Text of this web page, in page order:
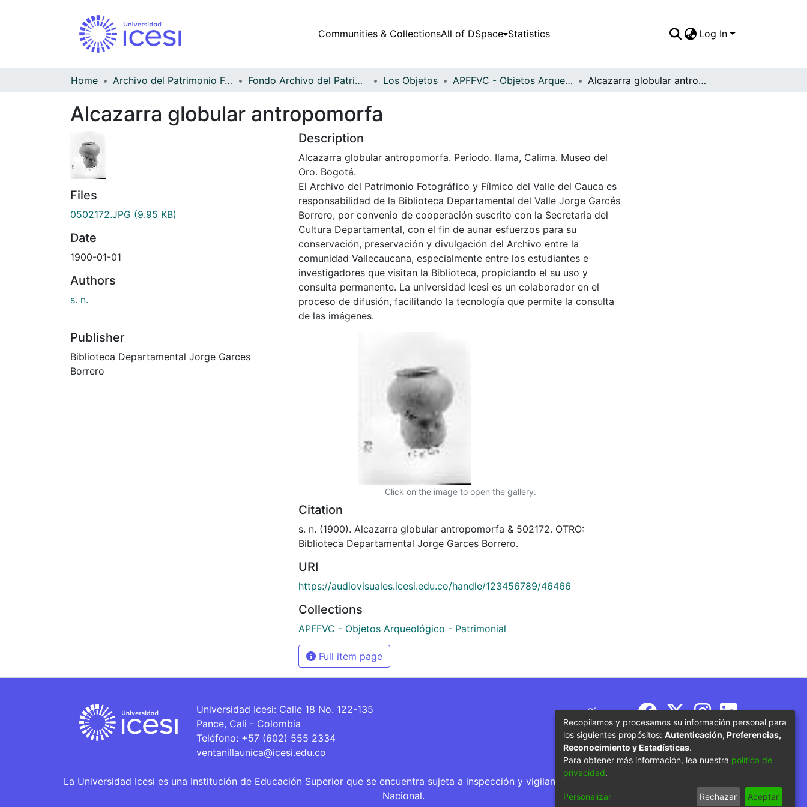
Communities & CollectionsAll of DSpace Statistics Log In
Home Archivo del Patrimonio Fotográfico y Fílmico del Valle del Cauca Fondo Archivo del Patrimonio Fotográfico y Fílmico del Valle del Cauca Los Objetos APFFVC - Objetos Arqueológico - Patrimonial Alcazarra globular antropomorfa
Alcazarra globular antropomorfa
Files
0502172.JPG (9.95 KB)
Date
1900-01-01
Authors
s. n.
Publisher
Biblioteca Departamental Jorge Garces
Borrero
Description
Alcazarra globular antropomorfa. Período. Ilama, Calima. Museo del
Oro. Bogotá.
El Archivo del Patrimonio Fotográfico y Fílmico del Valle del Cauca es
responsabilidad de la Biblioteca Departamental del Valle Jorge Garcés
Borrero, por convenio de cooperación suscrito con la Secretaria del
Cultura Departamental, con el fin de aunar esfuerzos para su
conservación, preservación y divulgación del Archivo entre la
comunidad Vallecaucana, especialmente entre los estudiantes e
investigadores que visitan la Biblioteca, propiciando el su uso y
consulta permanente. La universidad Icesi es un colaborador en el
proceso de difusión, facilitando la tecnología que permite la consulta
de las imágenes.
Click on the image to open the gallery.
Citation
s. n. (1900). Alcazarra globular antropomorfa & 502172. OTRO:
Biblioteca Departamental Jorge Garces Borrero.
URI
https://audiovisuales.icesi.edu.co/handle/123456789/46466
Collections
APFFVC - Objetos Arqueológico - Patrimonial
Full item page
Universidad Icesi: Calle 18 No. 122-135
Pance, Cali - Colombia
Teléfono: +57 (602) 555 2334
ventanillaunica@icesi.edu.co
Síguenos
La Universidad Icesi es una Institución de Educación Superior que se encuentra sujeta a inspección y vigilancia por parte del Ministerio de Educación
Nacional.
Recopilamos y procesamos su información personal para
los siguientes propósitos: Autenticación, Preferencias,
Reconocimiento y Estadísticas.
Para obtener más información, lea nuestra política de
privacidad.
Personalizar Rechazar Aceptar